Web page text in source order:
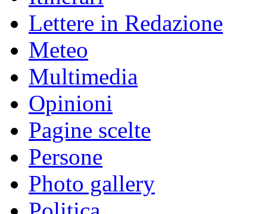
Lettere in Redazione
Meteo
Multimedia
Opinioni
Pagine scelte
Persone
Photo gallery